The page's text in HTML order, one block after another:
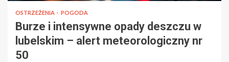
OSTRZEŻENIA POGODA
Burze i intensywne opady deszczu w
lubelskim – alert meteorologiczny nr
50